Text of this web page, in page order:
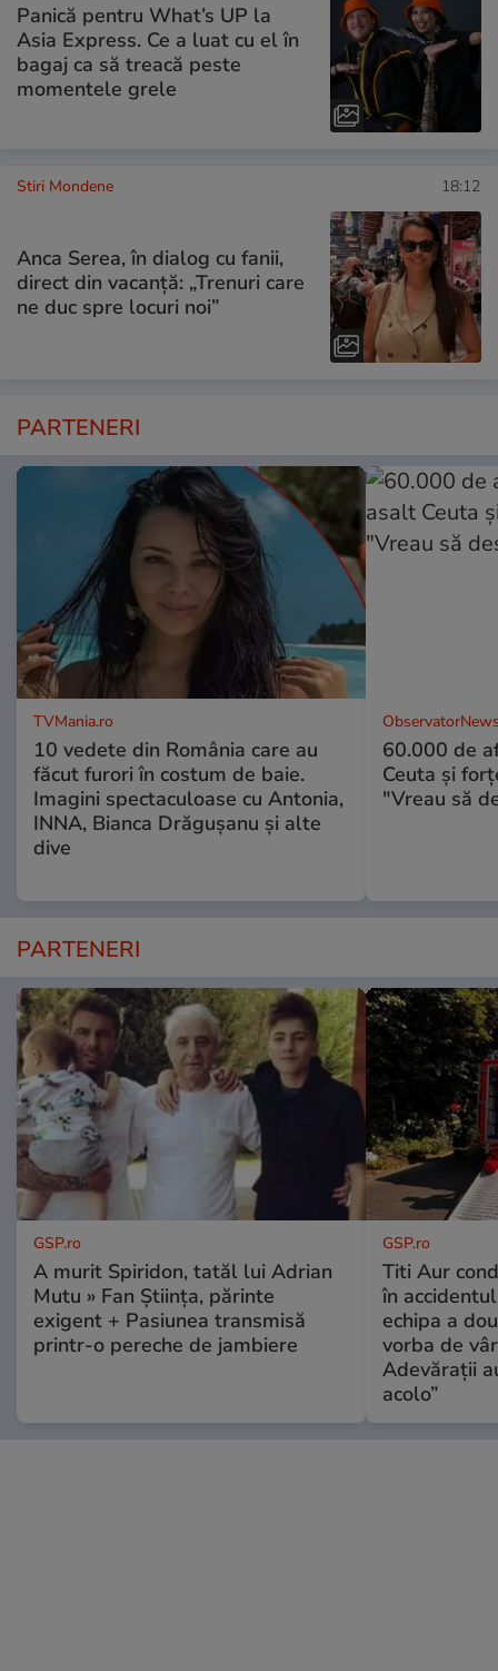
Panică pentru What’s UP la
Asia Express. Ce a luat cu el în
bagaj ca să treacă peste
momentele grele
Stiri Mondene 18:12
Anca Serea, în dialog cu fanii,
direct din vacanță: „Trenuri care
ne duc spre locuri noi”
PARTENERI
TVMania.ro
10 vedete din România care au
făcut furori în costum de baie.
Imagini spectaculoase cu Antonia,
INNA, Bianca Drăgușanu și alte
dive
60.000 de
Ceuta şi
"Vreau să
PARTENERI
GSP.ro
A murit Spiridon, tatăl lui Adrian
Mutu » Fan Știința, părinte
exigent + Pasiunea transmisă
printr-o pereche de jambiere
GSP.ro
Titi Aur
în
echipa a
vorba de
Adevărații
acolo”